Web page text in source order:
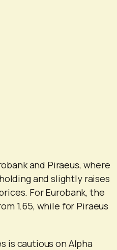
and Piraeus, where
and slightly raises
For Eurobank, the
1.65, while for Piraeus
is cautious on Alpha